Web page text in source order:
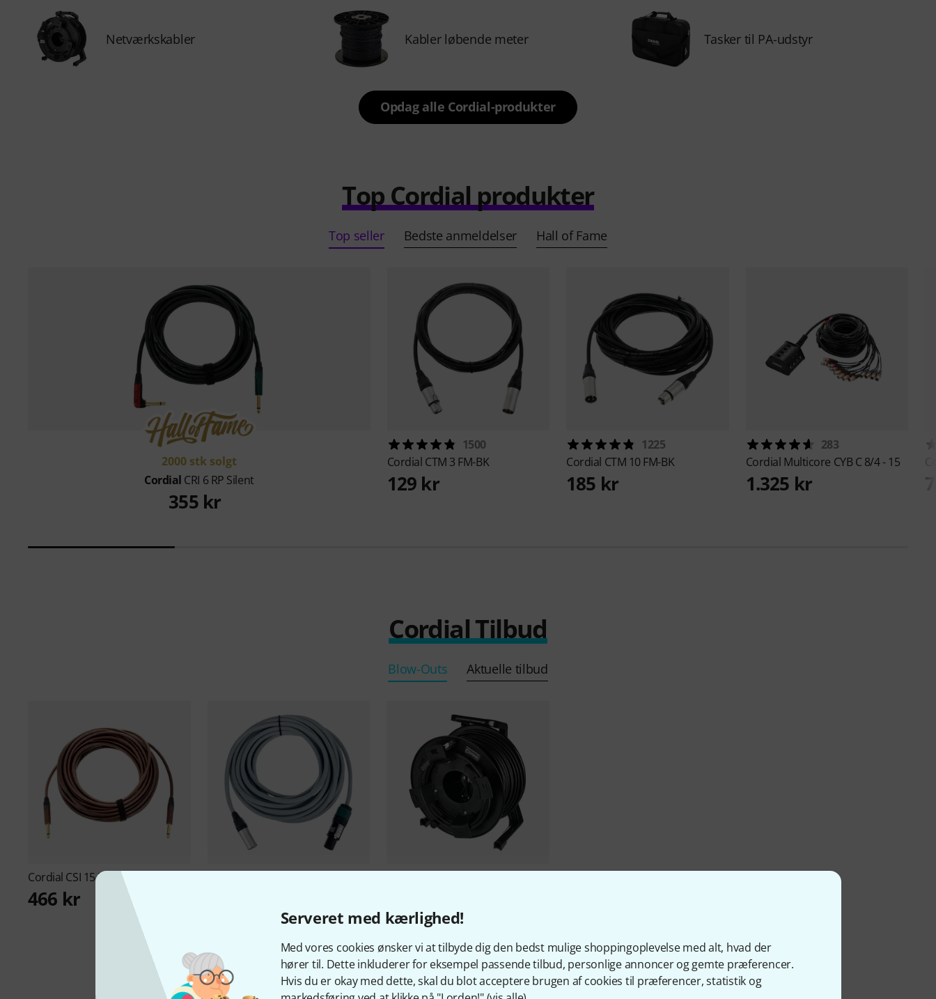
Serveret med kærlighed!
Med vores cookies ønsker vi at tilbyde dig den bedst mulige shoppingoplevelse med alt, hvad der
hører til. Dette inkluderer for eksempel passende tilbud, personlige annoncer og gemte præferencer.
Hvis du er okay med dette, skal du blot acceptere brugen af cookies til præferencer, statistik og
Netværkskabler Kabler løbende meter Tasker til PA-udstyr
Opdag alle Cordial-produkter
Top Cordial produkter
Top seller Bedste anmeldelser Hall of Fame
2000 stk solgt
Cordial CRI 6 RP Silent
355 kr
1500
Cordial CTM 3 FM-BK
129 kr
1225
Cordial CTM 10 FM-BK
185 kr
283
Cordial Multicore CYB C 8/4 - 15
1.325 kr
Cordial Tilbud
Blow-Outs Aktuelle tilbud
Cordial CSI 15 PP-Metal B-Stock
466 kr
3.999 kr